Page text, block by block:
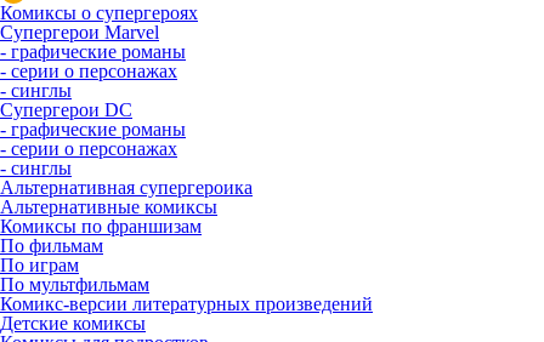
Комиксы о супергероях
Супергерои Marvel
- графические романы
- серии о персонажах
- синглы
Супергерои DC
- графические романы
- серии о персонажах
- синглы
Альтернативная супергероика
Альтернативные комиксы
Комиксы по франшизам
По фильмам
По играм
По мультфильмам
Комикс-версии литературных произведений
Детские комиксы